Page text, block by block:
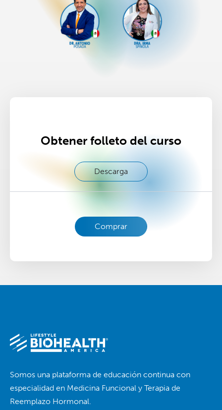
Obtener folleto del curso
Descarga
Comprar
Somos una plataforma de educación continua con
especialidad en Medicina Funcional y Terapia de
Reemplazo Hormonal.